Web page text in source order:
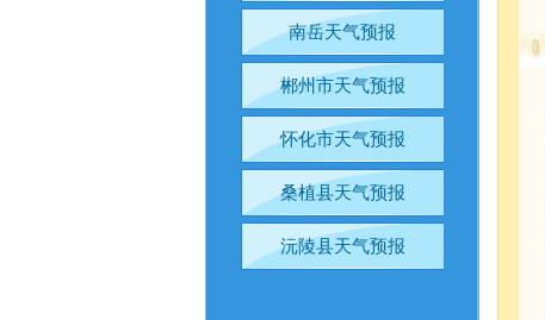
南岳天气预报
郴州市天气预报
怀化市天气预报
桑植县天气预报
沅陵县天气预报